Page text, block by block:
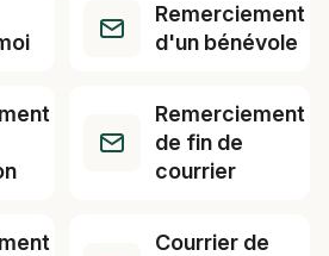
Remerciement
d'un bénévole
Remerciement
de fin de
courrier
Courrier de